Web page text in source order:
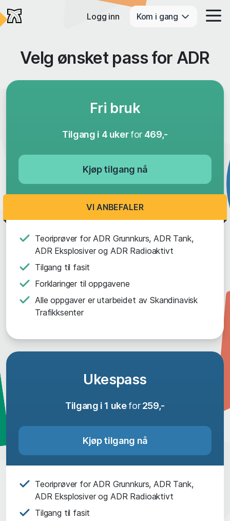
Logg inn Kom i gang
Velg ønsket pass for ADR
Ukespass
Tilgang i 1 ukefor259,-
Kjøp tilgang nå
Teoriprøver for ADR Grunnkurs, ADR Tank,
ADR Eksplosiver og ADR Radioaktivt
Tilgang til fasit
Fri bruk
Tilgang i 4 ukerfor469,-
Kjøp tilgang nå
VI ANBEFALER
Teoriprøver for ADR Grunnkurs, ADR Tank,
ADR Eksplosiver og ADR Radioaktivt
Tilgang til fasit
Forklaringer til oppgavene
Alle oppgaver er utarbeidet av Skandinavisk
Trafikksenter